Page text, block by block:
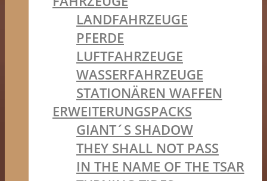
LANDFAHRZEUGE
PFERDE
LUFTFAHRZEUGE
WASSERFAHRZEUGE
STATIONÄREN WAFFEN
ERWEITERUNGSPACKS
GIANT´S SHADOW
THEY SHALL NOT PASS
IN THE NAME OF THE TSAR